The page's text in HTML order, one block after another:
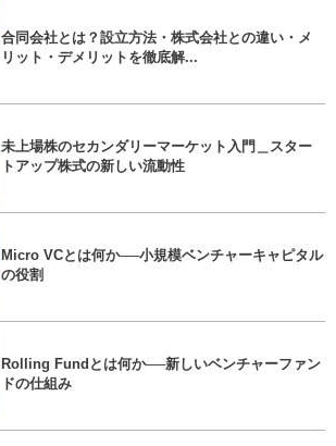
合同会社とは？設立方法・株式会社との違い・メ
リット・デメリットを徹底解...
未上場株のセカンダリーマーケット入門＿スター
トアップ株式の新しい流動性
Micro VCとは何か──小規模ベンチャーキャピタル
の役割
Rolling Fundとは何か──新しいベンチャーファン
ドの仕組み